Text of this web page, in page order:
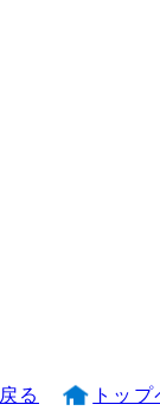
る トッ